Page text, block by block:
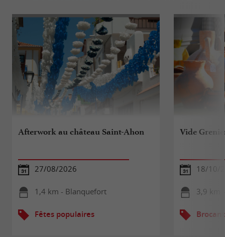
Afterwork au château Saint-Ahon
27/08/2026
1,4 km - Blanquefort
Fêtes populaires
Vide
18/10/
3,9 km